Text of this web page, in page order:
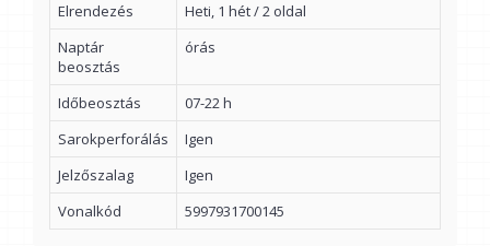
Elrendezés
Heti, 1 hét / 2 oldal
Naptár
beosztás
órás
Időbeosztás
07-22 h
Sarokperforálás
Igen
Jelzőszalag
Igen
Vonalkód
5997931700145